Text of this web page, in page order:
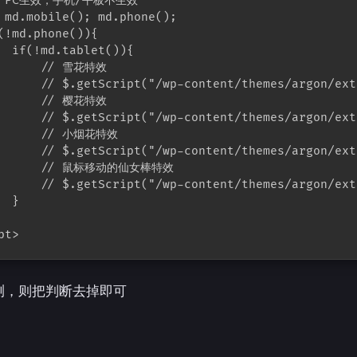
md.mobile(); md.phone();
if(!md.tablet()){
// 雪花特效
// $.getScript("/wp-content/themes/argon/
// 樱花特效
// $.getScript("/wp-content/themes/argon/
// 小烟花特效
// $.getScript("/wp-content/themes/argon/
// 鼠标移动的仙女棒特效
// $.getScript("/wp-content/themes/argon/
}
，则把判断去掉即可